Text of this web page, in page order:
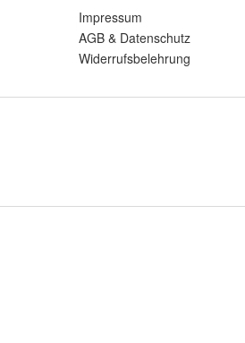
Impressum
AGB & Datenschutz
Widerrufsbelehrung